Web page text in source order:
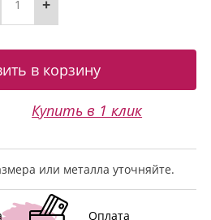
+
Купить в 1 клик
или металла уточняйте.
Оплата